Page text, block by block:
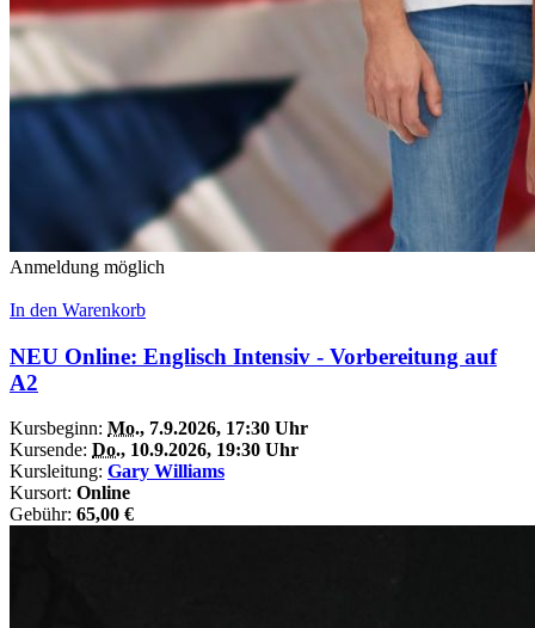
Anmeldung möglich
In den Warenkorb
NEU Online: Englisch Intensiv - Vorbereitung auf
A2
Kursbeginn: Mo., 7.9.2026, 17:30 Uhr
Kursende: Do., 10.9.2026, 19:30 Uhr
Kursleitung: Gary Williams
Kursort: Online
Gebühr: 65,00 €